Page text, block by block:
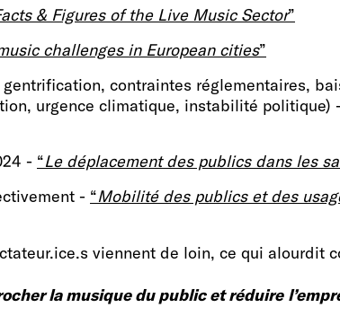
& Figures of the Live Music Sector”
challenges in European cities”
contraintes réglementaires,
urgence climatique, instabilité politique)
- “Le déplacement des publics dans les
- “Mobilité des publics et des
viennent de loin, ce qui alourdit
la musique du public et réduire